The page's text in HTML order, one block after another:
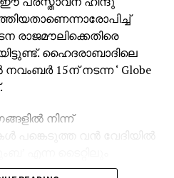
ഹൈദരാബാദിലെ
നവംബര്‍ 15ന് നടന്ന ‘ Globe
നിന്ന്
പങ്കെടുത്ത വന്‍ വേദിയില്‍
പ്രശ്‌നങ്ങള്‍ നേരിട്ട